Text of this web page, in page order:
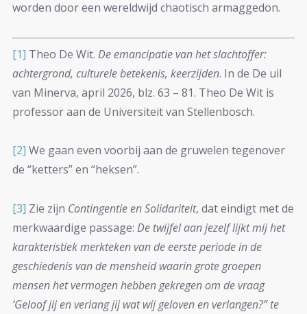
worden door een wereldwijd chaotisch armaggedon.
[1] Theo De Wit. De emancipatie van het slachtoffer:
achtergrond, culturele betekenis, keerzijden. In de De uil
van Minerva, april 2026, blz. 63 – 81. Theo De Wit is
professor aan de Universiteit van Stellenbosch.
[2] We gaan even voorbij aan de gruwelen tegenover
de “ketters” en “heksen”.
[3] Zie zijn Contingentie en Solidariteit, dat eindigt met de
merkwaardige passage: De twijfel aan jezelf lijkt mij het
karakteristiek merkteken van de eerste periode in de
geschiedenis van de mensheid waarin grote groepen
mensen het vermogen hebben gekregen om de vraag
‘Geloof jij en verlang jij wat wij geloven en verlangen?” te